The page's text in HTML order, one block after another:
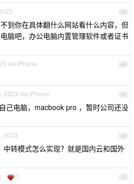
39
到你在具体翻什么网站看什么内容，但
脑吧，办公电脑内置管理软件或者证书
40
via iPhone
41
2023 via iPhone
己电脑，macbook pro ，暂时公司还没
42
2023
中转模式怎么实现？就是国内云和国外
43
1